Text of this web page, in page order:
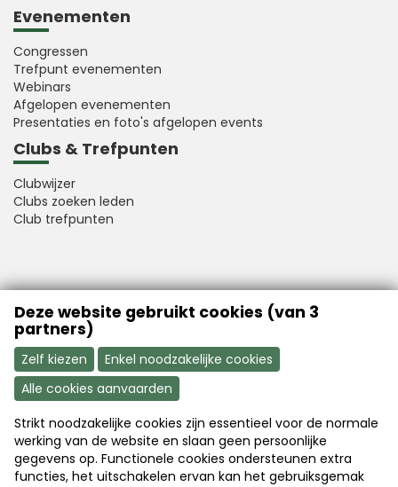
Evenementen
Congressen
Trefpunt evenementen
Webinars
Afgelopen evenementen
Presentaties en foto's afgelopen events
Clubs & Trefpunten
Clubwijzer
Clubs zoeken leden
Club trefpunten
VFB is a member of Better Finance
Aanmelden Word nu lid
Deze website gebruikt cookies (van 3
partners)
Zelf kiezen
Enkel noodzakelijke cookies
Alle cookies aanvaarden
Strikt noodzakelijke cookies zijn essentieel voor de normale
werking van de website en slaan geen persoonlijke
gegevens op. Functionele cookies ondersteunen extra
functies, het uitschakelen ervan kan het gebruiksgemak